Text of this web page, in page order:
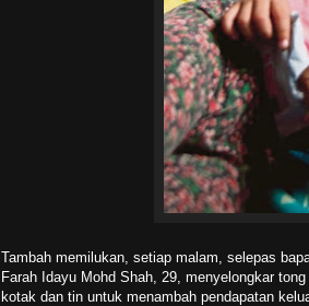
Tambah memilukan, setiap malam, selepas
Farah Idayu Mohd Shah, 29, menyelongkar
kotak dan tin untuk menambah pendapatan